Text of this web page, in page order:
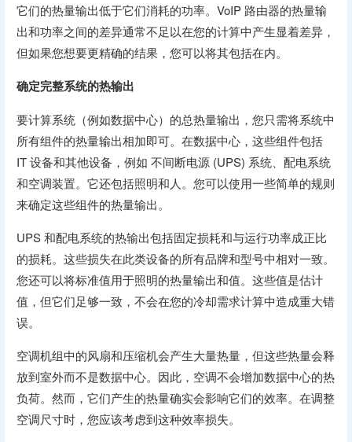
它们的热量输出低于它们消耗的功率。VoIP 路由器的热量输
出和功率之间的差异通常不足以在您的计算中产生显着差异，
但如果您想要更精确的结果，您可以将其包括在内。
确定完整系统的热输出
要计算系统（例如数据中心）的总热量输出，您只需将系统中
所有组件的热量输出相加即可。在数据中心，这些组件包括
IT 设备和其他设备，例如 不间断电源 (UPS) 系统、配电系统
和空调装置。它还包括照明和人。您可以使用一些简单的规则
来确定这些组件的热量输出。
UPS 和配电系统的热输出包括固定损耗和与运行功率成正比
的损耗。这些损失在此类设备的所有品牌和型号中相对一致。
您还可以将标准值用于照明的热量输出和值。这些值是估计
值，但它们足够一致，不会在您的冷却需求计算中造成重大错
误。
空调机组中的风扇和压缩机会产生大量热量，但这些热量会释
放到室外而不是数据中心。因此，空调不会增加数据中心的热
负荷。然而，它们产生的热量确实会影响它们的效率。在调整
空调尺寸时，您应该考虑到这种效率损失。